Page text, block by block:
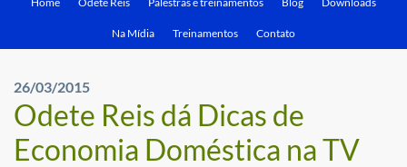
Na Mídia Treinamentos Contato
26/03/2015
Odete Reis dá Dicas de
Economia Doméstica na TV